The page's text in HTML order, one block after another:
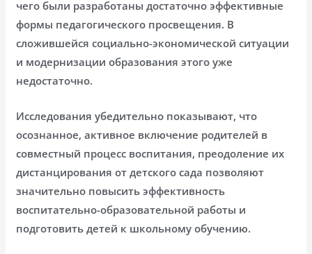
чего были разработаны достаточно эффективные
формы педагогического просвещения. В
сложившейся социально-экономической ситуации
и модернизации образования этого уже
недостаточно.
Исследования убедительно показывают, что
осознанное, активное включение родителей в
совместный процесс воспитания, преодоление их
дистанцирования от детского сада позволяют
значительно повысить эффективность
воспитательно-образовательной работы и
подготовить детей к школьному обучению.